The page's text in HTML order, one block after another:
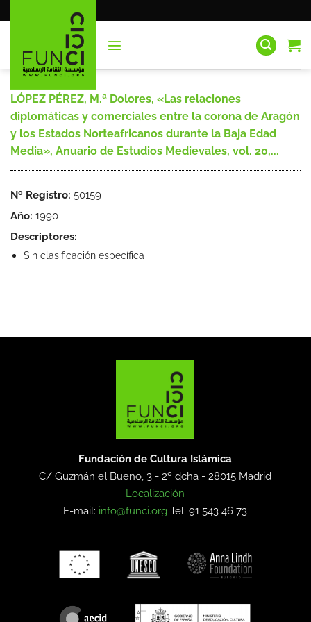
al
LÓPEZ PÉREZ, M.ª Dolores, «Las relaciones
diplomáticas y comerciales entre la corona de Aragón
y los Estados Norteafricanos durante la Baja Edad
Media», Anuario de Estudios Medievales, vol. 20,...
Nº Registro: 50159
Año: 1990
Descriptores:
Sin clasificación específica
Fundación de Cultura Islámica
C/ Guzmán el Bueno, 3 - 2º dcha -28015 Madrid
Localización
E-mail: info@funci.org Tel: 91 543 46 73